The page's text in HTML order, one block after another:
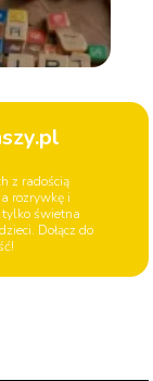
z radością
rozrywkę i
tylko świetna
Dołącz do